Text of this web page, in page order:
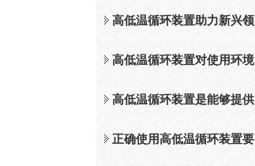
置应用与技术进展
高低温循环装置助力新兴领
域的创新发展
高低温循环装置对使用环境
有哪些要求？
高低温循环装置是能够提供
冷源和热源的循环装置
正确使用高低温循环装置要